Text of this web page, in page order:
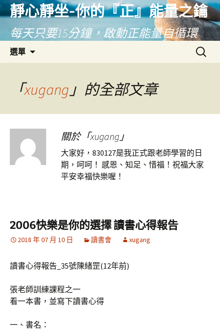
靜心靜坐-你的『正』能量之鑰
每天只要15分鐘，啟動正能量自循環
選單
內
搜
尋
「xugang 」的全部文章
關於「xugang」
大家好，830127是我正式跟老師學習的日
期，呵呵！ 感恩、知足、惜福！祝福大家
平安幸福快樂喔！
2006快樂是你的選擇 讀書心得報告
2018 年 07 月 10 日 讀書會 xugang
讀書心得報告_35號陳緒罡(12年前)
張老師訓練課程之一
看一本書，並寫下讀書心得
一、書名：